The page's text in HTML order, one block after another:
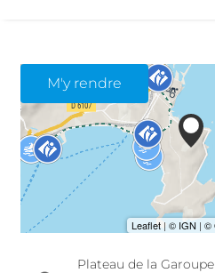
M'y rendre
Plateau de la Garoupe